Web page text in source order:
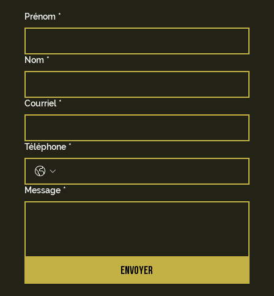
Prénom *
Nom *
Courriel *
Téléphone *
Message *
ENVOYER